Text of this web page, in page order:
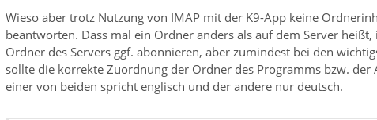
Wieso aber trotz Nutzung von IMAP mit der K9-App keine
beantworten. Dass mal ein Ordner anders als auf dem Server
Ordner des Servers ggf. abonnieren, aber zumindest bei den
sollte die korrekte Zuordnung der Ordner des Programms bzw.
einer von beiden spricht englisch und der andere nur deutsch.